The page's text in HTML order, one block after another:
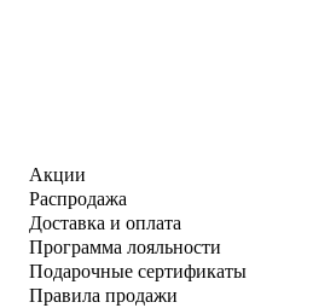
Акции
Распродажа
Доставка и оплата
Программа лояльности
Подарочные сертификаты
Правила продажи